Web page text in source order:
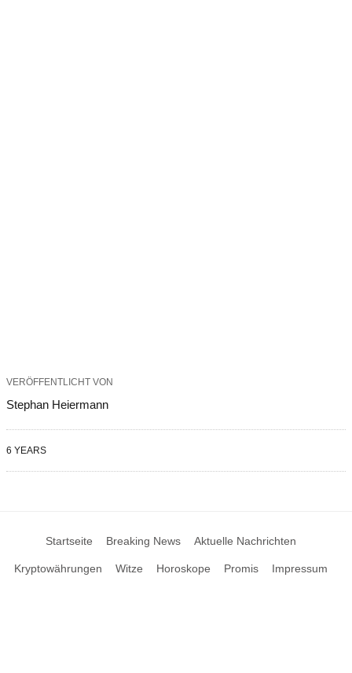
VERÖFFENTLICHT VON
Stephan Heiermann
6 YEARS
Startseite Breaking News Aktuelle Nachrichten
Kryptowährungen Witze Horoskope Promis Impressum